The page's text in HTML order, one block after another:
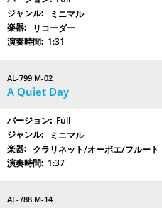
ミニマル
リコーダー
1:31
AL-799 M-02
A Quiet Day
Full
ミニマル
クラリネット/オーボエ/フルート
1:37
AL-788 M-14